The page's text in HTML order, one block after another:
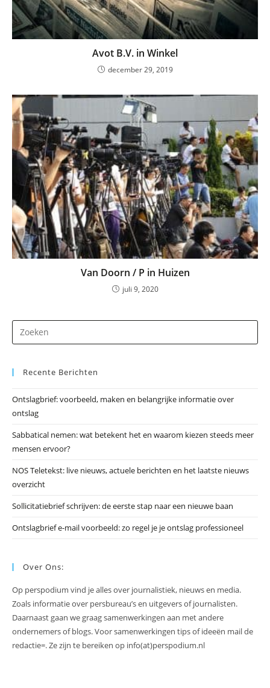
Avot B.V. in Winkel
december 29, 2019
Van Doorn / P in Huizen
juli 9, 2020
op
Recente Berichten
Ontslagbrief: voorbeeld, maken en belangrijke informatie over
ontslag
Sabbatical nemen: wat betekent het en waarom kiezen steeds meer
mensen ervoor?
NOS Teletekst: live nieuws, actuele berichten en het laatste nieuws
overzicht
Sollicitatiebrief schrijven: de eerste stap naar een nieuwe baan
Ontslagbrief e-mail voorbeeld: zo regel je je ontslag professioneel
Over Ons:
Op perspodium vind je alles over journalistiek, nieuws en media.
Zoals informatie over persbureau’s en uitgevers of journalisten.
Daarnaast gaan we graag samenwerkingen aan met andere
ondernemers of blogs. Voor samenwerkingen tips of ideeën mail de
redactie=. Ze zijn te bereiken op info(at)perspodium.nl